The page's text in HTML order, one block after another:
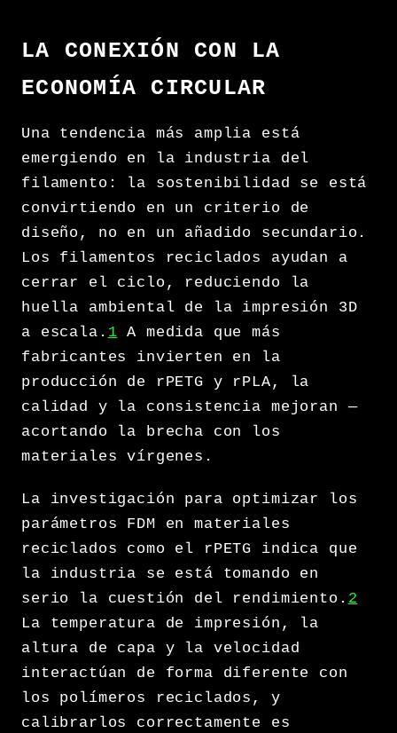
LA CONEXIÓN CON LA
ECONOMÍA CIRCULAR
Una tendencia más amplia está
emergiendo en la industria del
filamento: la sostenibilidad se está
convirtiendo en un criterio de
diseño, no en un añadido secundario.
Los filamentos reciclados ayudan a
cerrar el ciclo, reduciendo la
huella ambiental de la impresión 3D
a escala. 1 A medida que más
fabricantes invierten en la
producción de rPETG y rPLA, la
calidad y la consistencia mejoran —
acortando la brecha con los
materiales vírgenes.
La investigación para optimizar los
parámetros FDM en materiales
reciclados como el rPETG indica que
la industria se está tomando en
serio la cuestión del rendimiento. 2
La temperatura de impresión, la
altura de capa y la velocidad
interactúan de forma diferente con
los polímeros reciclados, y
calibrarlos correctamente es